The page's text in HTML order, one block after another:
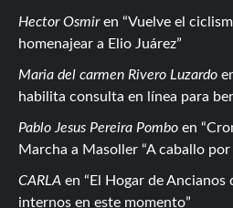
Hector Osmiren
Vuelve el
homenajear a Elio Juárez
Maria del carmen Rivero Luzardo
habilita consulta en línea para
Pablo Jesus Pereira Pombo en
Marcha a Masoller “A caballo por
CARLA en
El Hogar de Ancianos
internos en este momento